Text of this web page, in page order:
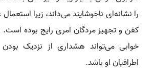
را نشانه‌ای ناخوشایند می‌داند، زیرا
کفن و تجهیز مردگان امری رایج بوده
خوابی می‌تواند هشداری از نزدیک
اطرافیان او باشد.